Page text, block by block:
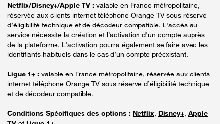
Netflix/Disney+/Apple TV : valable en France métropolitaine,
réservée aux clients internet téléphone Orange TV sous réserve
d’éligibilité technique et de décodeur compatible. L'accès au
service nécessite la création et l'activation d'un compte auprès
de la plateforme. L’activation pourra également se faire avec les
identifiants habituels dans le cas d’un compte préexistant.
Ligue 1+ : valable en France métropolitaine, réservée aux clients
internet téléphone Orange TV sous réserve d’éligibilité technique
et de décodeur compatible.
Conditions Spécifiques des options : Netflix, Disney+, Apple